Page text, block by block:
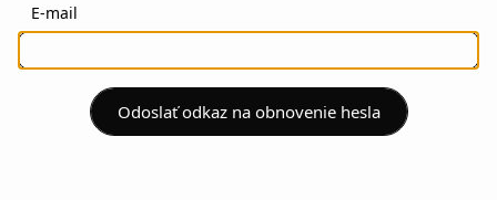
E-mail
Odoslať odkaz na obnovenie hesla